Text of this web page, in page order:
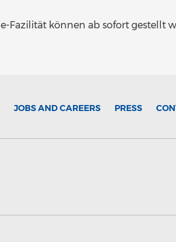
Fazilität können ab sofort gestellt
JOBS AND CAREERS PRESS